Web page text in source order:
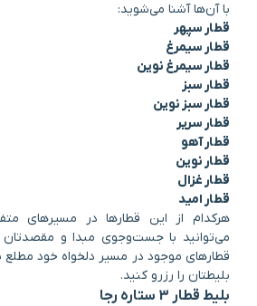
با آن‌ها آشنا می‌شوید:
قطار سپهر
قطار سیمرغ
قطار سیمرغ نوین
قطار سبز
قطار سبز نوین
قطار سریر
قطار آهو
قطار نوین
قطار غزال
قطار امید
هر‌کدام از این قطارها در مسیرهای
می‌توانید با جست‌وجوی مبدا و مقصدتان
قطارهای موجود در مسیر دلخواه خود
بلیطتان را رزرو کنید.
بلیط قطار 3 ستاره رجا